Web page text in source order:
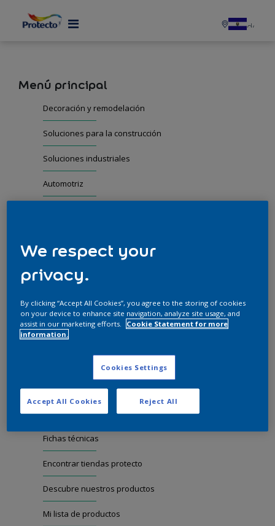
Menú principal
Decoración y remodelación
Soluciones para la construcción
Soluciones industriales
Automotriz
Decoración y remodelación
Descubre nuestros productos
Soluciones para la construcción
En perspectiva
Fichas técnicas
Encontrar tiendas protecto
Descubre nuestros productos
Mi lista de productos
We respect your
privacy.
By clicking “Accept All Cookies”, you agree to the storing of cookies
on your device to enhance site navigation, analyze site usage, and
assist in our marketing efforts.
Cookie Statement for more
information.
Cookies Settings
Reject All
Accept All Cookies